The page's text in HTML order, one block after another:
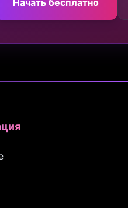
Начать бесплатно